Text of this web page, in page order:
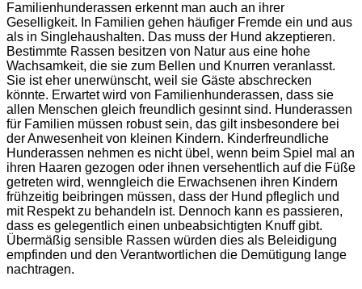
Familienhunderassen erkennt man auch an ihrer
Geselligkeit. In Familien gehen häufiger Fremde ein und aus
als in Singlehaushalten. Das muss der Hund akzeptieren.
Bestimmte Rassen besitzen von Natur aus eine hohe
Wachsamkeit, die sie zum Bellen und Knurren veranlasst.
Sie ist eher unerwünscht, weil sie Gäste abschrecken
könnte. Erwartet wird von Familienhunderassen, dass sie
allen Menschen gleich freundlich gesinnt sind. Hunderassen
für Familien müssen robust sein, das gilt insbesondere bei
der Anwesenheit von kleinen Kindern. Kinderfreundliche
Hunderassen nehmen es nicht übel, wenn beim Spiel mal an
ihren Haaren gezogen oder ihnen versehentlich auf die Füße
getreten wird, wenngleich die Erwachsenen ihren Kindern
frühzeitig beibringen müssen, dass der Hund pfleglich und
mit Respekt zu behandeln ist. Dennoch kann es passieren,
dass es gelegentlich einen unbeabsichtigten Knuff gibt.
Übermäßig sensible Rassen würden dies als Beleidigung
empfinden und den Verantwortlichen die Demütigung lange
nachtragen.